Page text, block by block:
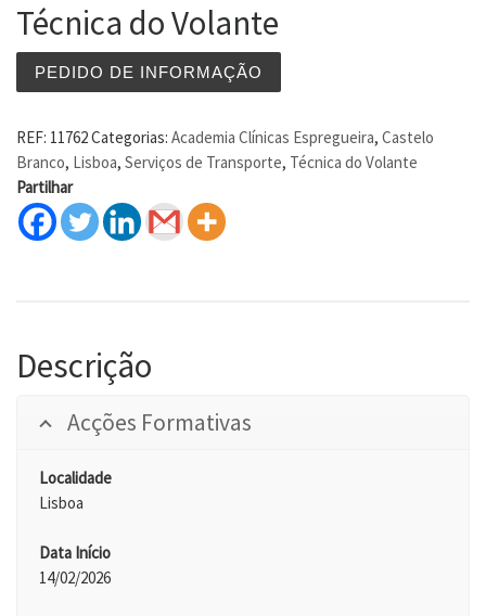
Técnica do Volante
PEDIDO DE INFORMAÇÃO
REF: 11762Categorias: Academia Clínicas Espregueira, Castelo
Branco, Lisboa, Serviços de Transporte, Técnica do Volante
Partilhar
Descrição
Acções Formativas
Localidade
Lisboa
Data Início
14/02/2026